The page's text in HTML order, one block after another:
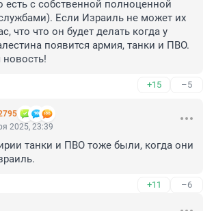
есть с собственной полноценной
Если Израиль не может их
что что он будет делать когда у
появится армия, танки и ПВО.
новость!
+15 –5
2025, 23:39
танки и ПВО тоже были, когда они
+11 –6